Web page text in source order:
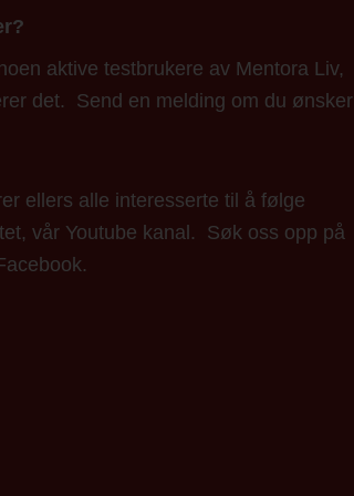
aktive testbrukere av Mentora Liv,
det. Send en melding om du ønsker
ellers alle interesserte til å følge
vår Youtube kanal. Søk oss opp på